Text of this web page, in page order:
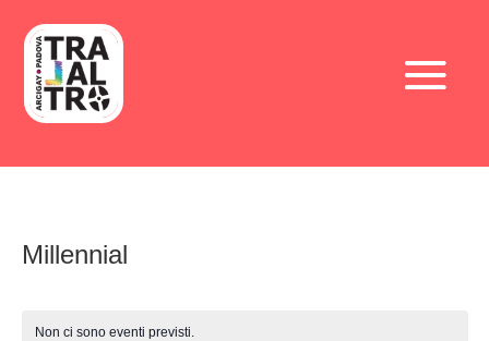
Millennial
Non ci sono eventi previsti.